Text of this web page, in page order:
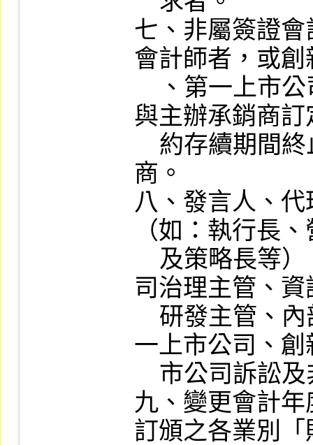
七、非屬簽證
會計師者，或
與主辦承銷商
商。
八、發言人、
（如：執行長
司治理主管、
一上市公司、
九、變更會計
訂頒之各業別